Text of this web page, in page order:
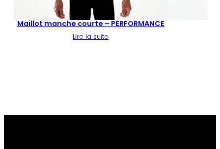
Maillot manche courte – PERFORMANCE
Lire la suite